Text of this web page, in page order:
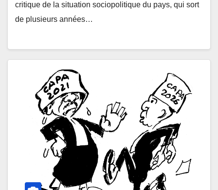
critique de la situation sociopolitique du pays, qui sort
de plusieurs années…